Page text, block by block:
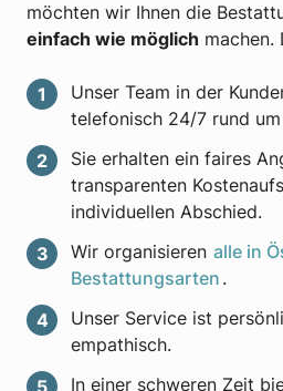
möchten wir Ihnen die
einfach wie möglich machen.
Unser Team in der
telefonisch 24/7 rund
Sie erhalten ein faires
transparenten
individuellen Abschied.
Wir organisieren alle in
Bestattungsarten .
Unser Service ist
empathisch.
In einer schweren Zeit